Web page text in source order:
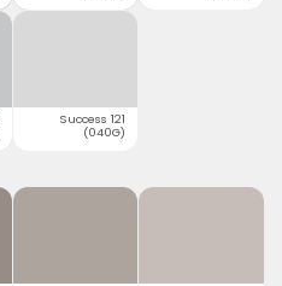
Success 121
(040G)